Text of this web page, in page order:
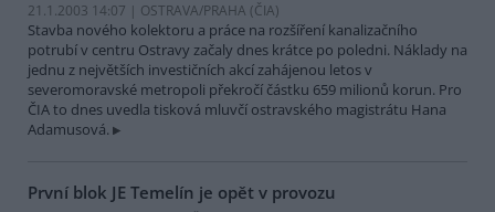
21.1.2003 14:07 | OSTRAVA/PRAHA (ČIA)
Stavba nového kolektoru a práce na rozšíření kanalizačního
potrubí v centru Ostravy začaly dnes krátce po poledni. Náklady na
jednu z největších investičních akcí zahájenou letos v
severomoravské metropoli překročí částku 659 milionů korun. Pro
ČIA to dnes uvedla tisková mluvčí ostravského magistrátu Hana
Adamusová.
První blok JE Temelín je opět v provozu